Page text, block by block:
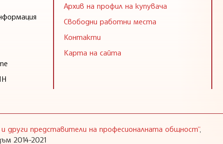
Архив на профил на купувача
Свободни работни места
Контакти
Карта на сайта
и други представители на професионалната общност“,
2014-2021